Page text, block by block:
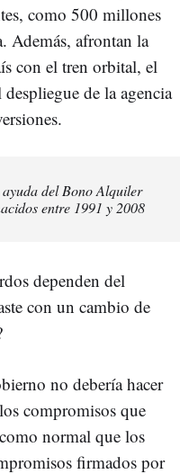
como 500 millones
Además, afrontan la
con el tren orbital, el
de la agencia
del Bono Alquiler
entre 1991 y 2008
dependen del
con un cambio de
no debería hacer
compromisos que
normal que los
firmados por